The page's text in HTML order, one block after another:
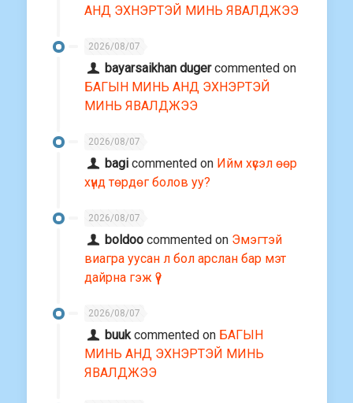
АНД ЭХНЭРТЭЙ МИНЬ ЯВАЛДЖЭЭ
2026/08/07
bayarsaikhan dugercommented on
БАГЫН МИНЬ АНД ЭХНЭРТЭЙ
МИНЬ ЯВАЛДЖЭЭ
2026/08/07
bagi commented on Ийм хүсэл өөр
хүнд төрдөг болов уу?
2026/08/07
boldoo commented on Эмэгтэй
виагра уусан л бол арслан бар мэт
дайрна гэж үү?
2026/08/07
buuk commented on БАГЫН
МИНЬ АНД ЭХНЭРТЭЙ МИНЬ
ЯВАЛДЖЭЭ